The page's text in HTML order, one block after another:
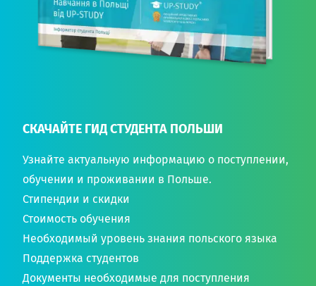
СКАЧАЙТЕ ГИД СТУДЕНТА ПОЛЬШИ
Узнайте актуальную информацию о поступлении,
обучении и проживании в Польше.
Стипендии и скидки
Стоимость обучения
Необходимый уровень знания польского языка
Поддержка студентов
Документы необходимые для поступления